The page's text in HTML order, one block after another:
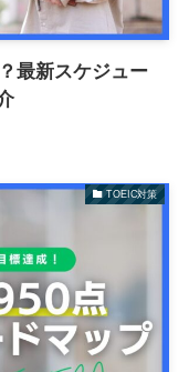
最新スケジュー
TOEIC対策